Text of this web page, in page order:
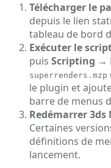
Télécharger le
depuis le lien
tableau de bord
Exécuter le
puis Scripting →
superrenders.mzp
le plugin et
barre de menus
Redémarrer
Certaines
définitions de
lancement.